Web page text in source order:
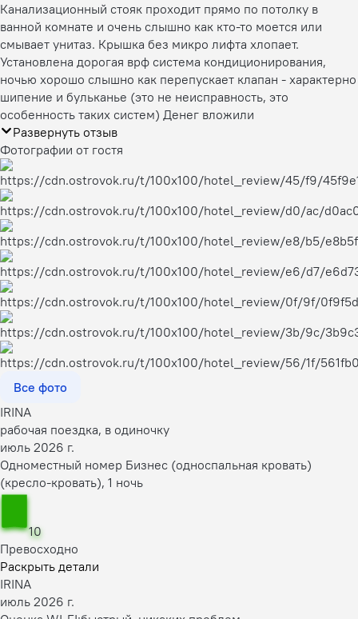
Канализационный стояк проходит прямо по потолку в
ванной комнате и очень слышно как кто-то моется или
смывает унитаз. Крышка без микро лифта хлопает.
Установлена дорогая врф система кондиционирования,
ночью хорошо слышно как перепускает клапан - характерно
шипение и бульканье (это не неисправность, это
особенность таких систем) Денег вложили
Развернуть отзыв
Фотографии от гостя
Все фото
IRINA
рабочая поездка, в одиночку
июль 2026 г.
Одноместный номер Бизнес (односпальная кровать)
(кресло-кровать), 1 ночь
10
Превосходно
Раскрыть детали
IRINA
июль 2026 г.